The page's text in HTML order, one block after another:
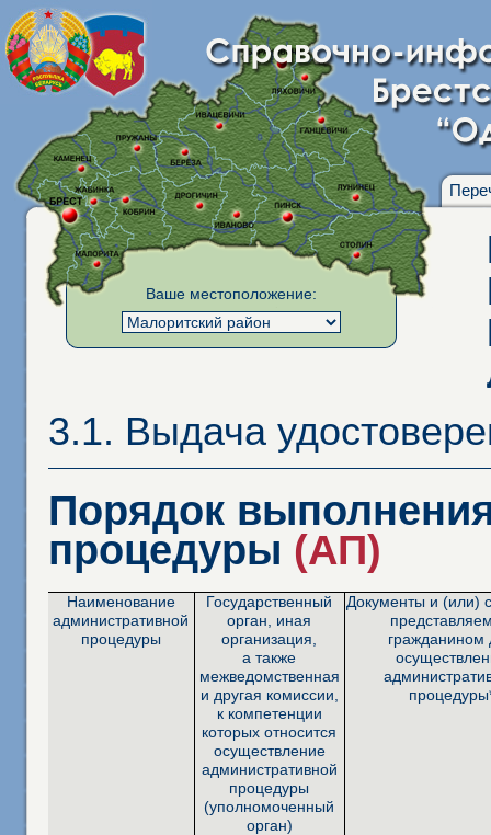
Ваше местоположение:
3.1. Выдача
Порядок
процедуры (АП)
Наименование
административной
процедуры
Государственный
орган, иная
организация,
а также
межведомственная
и другая комиссии,
к компетенции
которых относится
осуществление
административной
процедуры
(уполномоченный
орган)
Документы и (или)
гражданином